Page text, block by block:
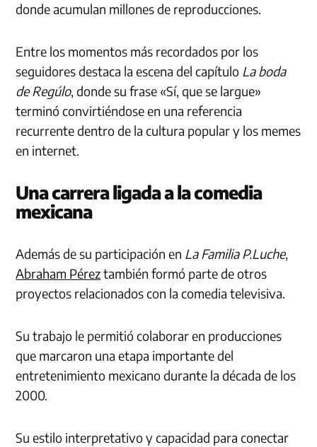
donde acumulan millones de reproducciones.
Entre los momentos más recordados por los
seguidores destaca la escena del capítulo La boda
de Regúlo, donde su frase «Sí, que se largue»
terminó convirtiéndose en una referencia
recurrente dentro de la cultura popular y los memes
en internet.
Una carrera ligada a la comedia
mexicana
Además de su participación en La Familia P.Luche,
Abraham Péreztambién formó parte de otros
proyectos relacionados con la comedia televisiva.
Su trabajo le permitió colaborar en producciones
que marcaron una etapa importante del
entretenimiento mexicano durante la década de los
2000.
Su estilo interpretativo y capacidad para conectar